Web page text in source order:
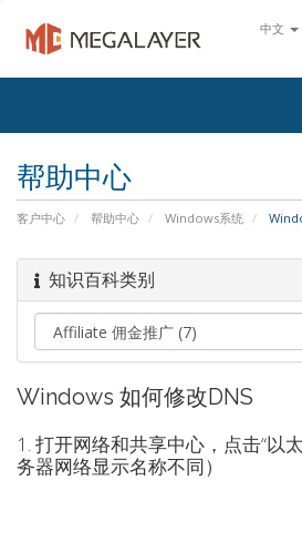
中文
帮助中心
客户中心 帮助中心 Windows系统
知识百科类别
Windows 如何修改DNS
1. 打开网络和共享中心，点击“以
务器网络显示名称不同）